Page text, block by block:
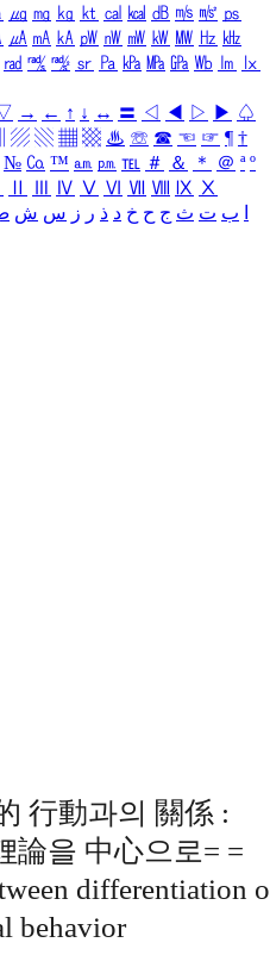
㎍ ㎎ ㎏ ㏏ ㎈ ㎉ ㏈ ㎧ ㎨ ㎰
㎂ ㎃ ㎄ ㎺ ㎻ ㎽ ㎾ ㎿ ㎐ ㎑
㎭ ㎮ ㎯ ㏛ ㎩ ㎪ ㎫ ㎬ ㏝ ㏐
㏓
→ ← ↑ ↓ ↔ 〓 ◁ ◀ ▷ ▶ ♤
▨ ▧ ▦ ▩ ♨ ☏ ☎ ☜ ☞ ¶ †
№ ㏇ ™ ㏂ ㏘ ℡ ＃ ＆ ＊ ＠ ª º
Ⅳ Ⅴ Ⅵ Ⅶ Ⅷ Ⅸ Ⅹ
ب ت ث ج ح خ د ذ ر ز س ش
行動과의 關係 :
論을 中心으로= =
differentiation
behavior